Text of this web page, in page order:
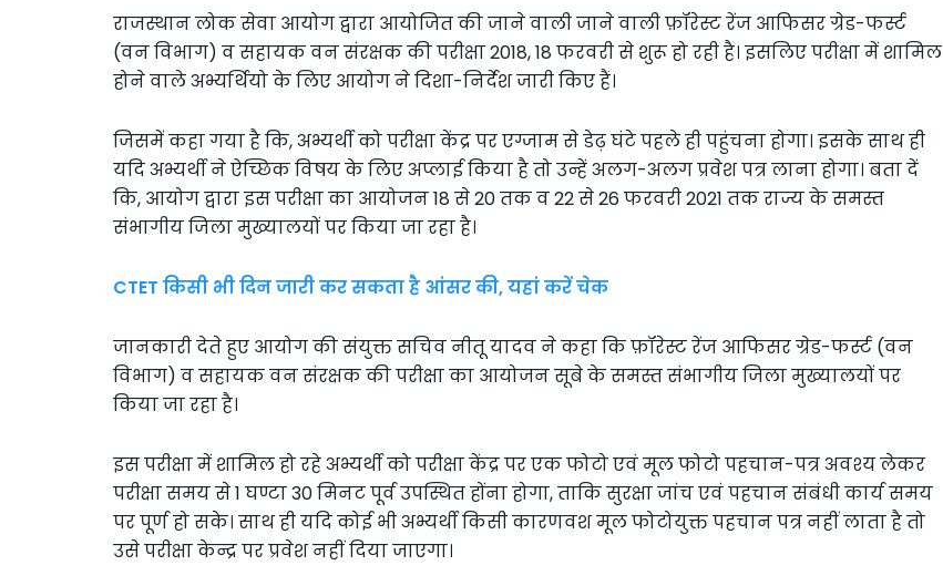
राजस्थान लोक सेवा आयोग द्वारा आयोजित की जाने वाली जाने वाली फ़ॉरेस्ट रेंज आफिसर ग्रेड-फर्स्ट
(वन विभाग) व सहायक वन संरक्षक की परीक्षा 2018, 18 फरवरी से शुरू हो रही है। इसलिए परीक्षा में शामिल
होने वाले अभ्यर्थियो के लिए आयोग ने दिशा-निर्देश जारी किए हैं।
जिसमें कहा गया है कि, अभ्यर्थी को परीक्षा केंद्र पर एग्जाम से डेढ़ घंटे पहले ही पहुंचना होगा। इसके साथ ही
यदि अभ्यर्थी ने ऐच्छिक विषय के लिए अप्लाई किया है तो उन्हें अलग-अलग प्रवेश पत्र लाना होगा। बता दें
कि, आयोग द्वारा इस परीक्षा का आयोजन 18 से 20 तक व 22 से 26 फरवरी 2021 तक राज्य के समस्त
संभागीय जिला मुख्यालयों पर किया जा रहा है।
CTET किसी भी दिन जारी कर सकता है आंसर की, यहां करें चेक
जानकारी देते हुए आयोग की संयुक्त सचिव नीतू यादव ने कहा कि फ़ॉरेस्ट रेंज आफिसर ग्रेड-फर्स्ट (वन
विभाग) व सहायक वन संरक्षक की परीक्षा का आयोजन सूबे के समस्त संभागीय जिला मुख्यालयों पर
किया जा रहा है।
इस परीक्षा में शामिल हो रहे अभ्यर्थी को परीक्षा केंद्र पर एक फोटो एवं मूल फोटो पहचान-पत्र अवश्य लेकर
परीक्षा समय से 1 घण्टा 30 मिनट पूर्व उपस्थित होंना होगा, ताकि सुरक्षा जांच एवं पहचान संबंधी कार्य समय
पर पूर्ण हो सके। साथ ही यदि कोई भी अभ्यर्थी किसी कारणवश मूल फोटोयुक्त पहचान पत्र नहीं लाता है तो
उसे परीक्षा केन्द्र पर प्रवेश नहीं दिया जाएगा।